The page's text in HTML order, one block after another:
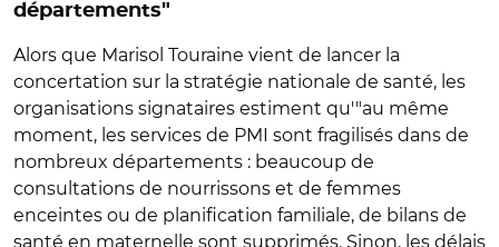
départements"
Alors que Marisol Touraine vient de lancer la
concertation sur la stratégie nationale de santé, les
organisations signataires estiment qu'"au même
moment, les services de PMI sont fragilisés dans de
nombreux départements : beaucoup de
consultations de nourrissons et de femmes
enceintes ou de planification familiale, de bilans de
santé en maternelle sont supprimés. Sinon, les délais